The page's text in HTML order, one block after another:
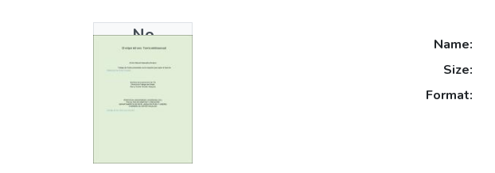
No
Thumbnail
Available
Name:
Size:
Format: